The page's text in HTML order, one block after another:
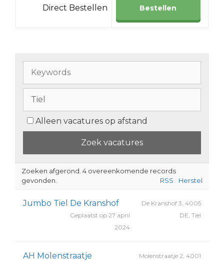
Direct Bestellen Bestellen
Alleen vacatures op afstand
Zoeken afgerond. 4 overeenkomende records
gevonden.
Herstel
RSS
Jumbo Tiel De Kranshof
De Kranshof 3, 4005
DE, Tiel
Geplaatst op 27 april
2024
AH Molenstraatje
Molenstraatje 2, 4001